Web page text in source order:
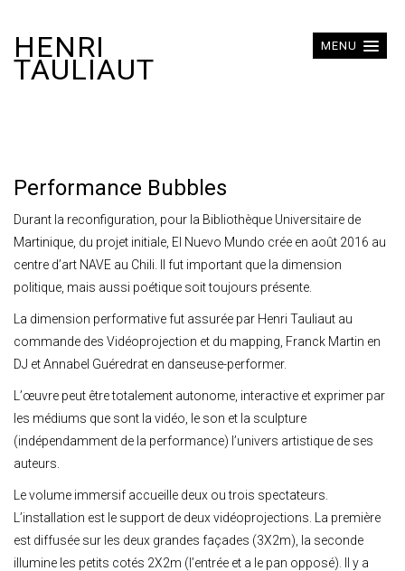
MENU
HENRI
TAULIAUT
Performance Bubbles
Durant la reconfiguration, pour la Bibliothèque Universitaire de
Martinique, du projet initiale, El Nuevo Mundo crée en août 2016 au
centre d’art NAVE au Chili. Il fut important que la dimension
politique, mais aussi poétique soit toujours présente.
La dimension performative fut assurée par Henri Tauliaut au
commande des Vidéoprojection et du mapping, Franck Martin en
DJ et Annabel Guéredrat en danseuse-performer.
L’œuvre peut être totalement autonome, interactive et exprimer par
les médiums que sont la vidéo, le son et la sculpture
(indépendamment de la performance) l’univers artistique de ses
auteurs.
Le volume immersif accueille deux ou trois spectateurs.
L’installation est le support de deux vidéoprojections. La première
est diffusée sur les deux grandes façades (3X2m), la seconde
illumine les petits cotés 2X2m (l’entrée et a le pan opposé). Il y a